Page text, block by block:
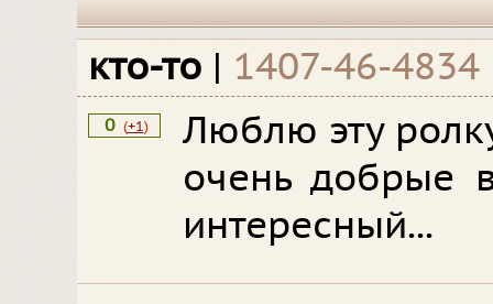
кто-то | 1407-46-4834
0 (+1)
Люблю эту
очень добрые
интересный...